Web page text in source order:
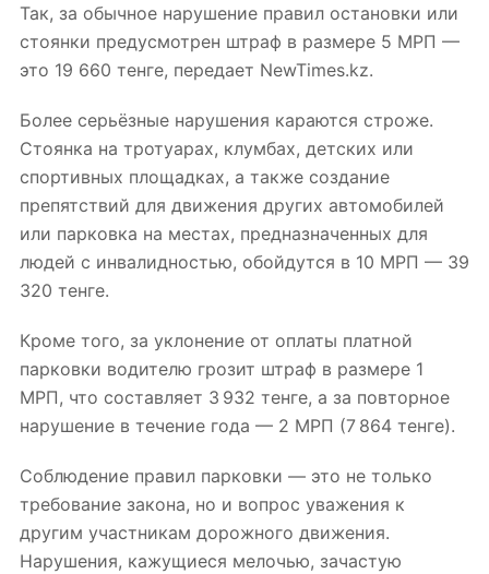
Так, за обычное нарушение правил остановки или
стоянки предусмотрен штраф в размере 5 МРП —
это 19 660 тенге, передает NewTimes.kz.
Более серьёзные нарушения караются строже.
Стоянка на тротуарах, клумбах, детских или
спортивных площадках, а также создание
препятствий для движения других автомобилей
или парковка на местах, предназначенных для
людей с инвалидностью, обойдутся в 10 МРП — 39
320 тенге.
Кроме того, за уклонение от оплаты платной
парковки водителю грозит штраф в размере 1
МРП, что составляет 3 932 тенге, а за повторное
нарушение в течение года — 2 МРП (7 864 тенге).
Соблюдение правил парковки — это не только
требование закона, но и вопрос уважения к
другим участникам дорожного движения.
Нарушения, кажущиеся мелочью, зачастую